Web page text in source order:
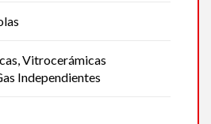
Vitrocerámicas
Independientes